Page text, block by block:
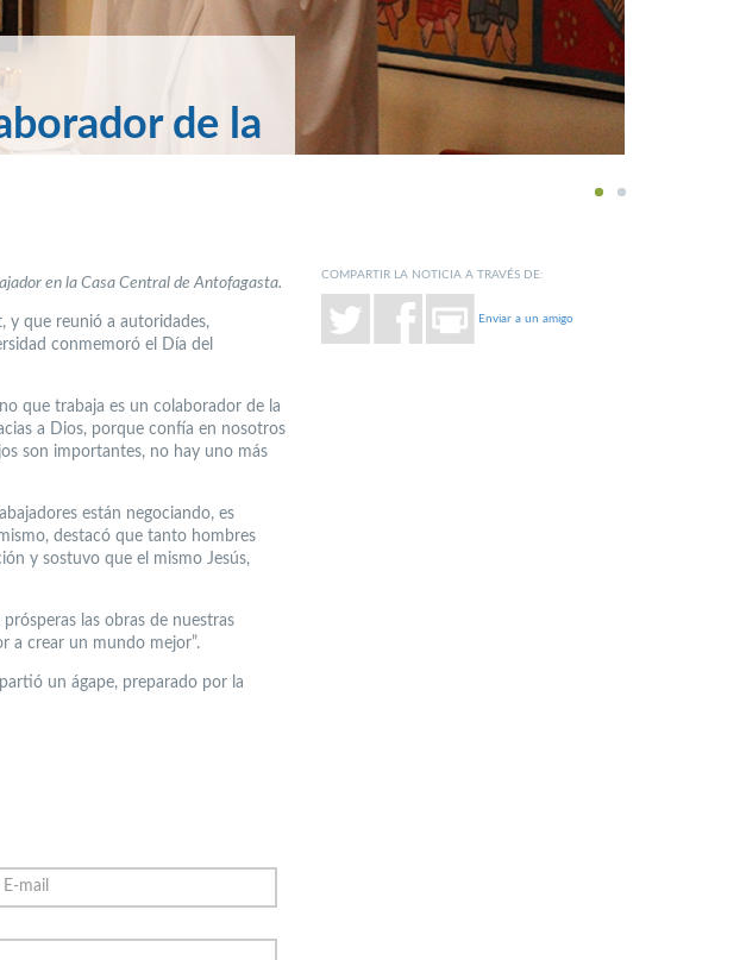
1 2
de la
en la Casa Central de Antofagasta.
y que reunió a autoridades,
conmemoró el Día del
que trabaja es un colaborador de la
a Dios, porque confía en nosotros
son importantes, no hay uno más
están negociando, es
destacó que tanto hombres
y sostuvo que el mismo Jesús,
las obras de nuestras
a crear un mundo mejor”.
un ágape, preparado por la
COMPARTIR LA NOTICIA A TRAVÉS DE:
Enviar a un amigo